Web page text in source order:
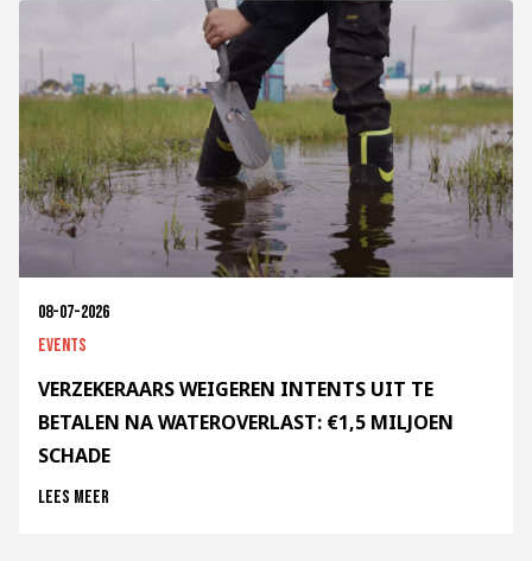
08-07-2026
Events
VERZEKERAARS WEIGEREN INTENTS UIT TE
BETALEN NA WATEROVERLAST: €1,5 MILJOEN
SCHADE
Lees meer